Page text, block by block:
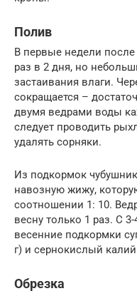
Полив
В первые недели
раз в 2 дня, но
застаивания влаги.
сокращается –
двумя ведрами воды
следует проводить
удалять сорняки.
Из подкормок
навозную жижу,
соотношении 1: 10.
весну только 1 раз. С
весенние подкормки
г) и сернокислый
Обрезка